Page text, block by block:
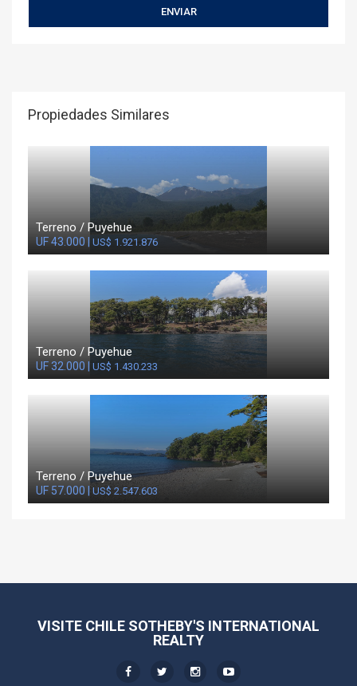
Propiedades Similares
Terreno / Puyehue
UF 43.000 | US$ 1.921.876
Terreno / Puyehue
UF 32.000 | US$ 1.430.233
Terreno / Puyehue
UF 57.000 |US$ 2.547.603
VISITE CHILE SOTHEBY'S INTERNATIONAL
REALTY